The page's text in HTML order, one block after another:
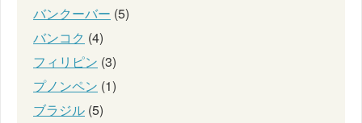
バンクーバー (5)
バンコク (4)
フィリピン (3)
プノンペン (1)
ブラジル (5)